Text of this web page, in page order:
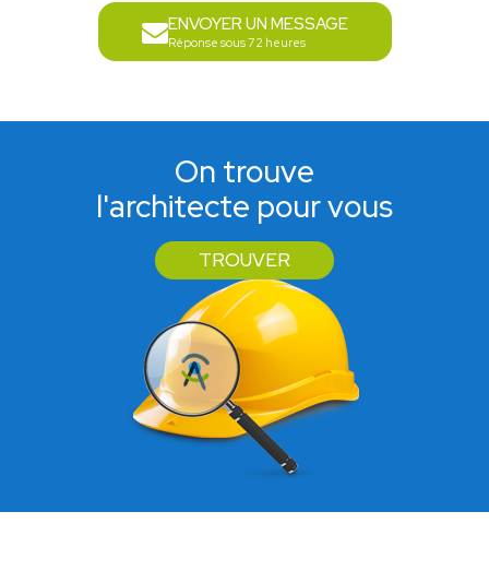
ENVOYER UN MESSAGE
Réponse sous 72 heures
On trouve
l'architecte pour vous
TROUVER